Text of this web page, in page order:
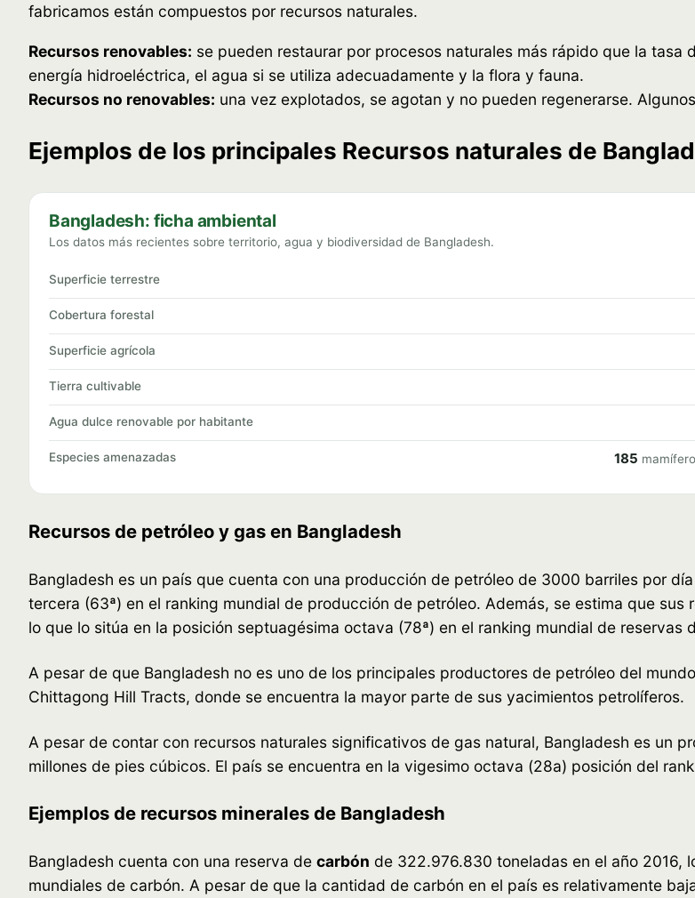
fabricamos están compuestos por recursos naturales.
Recursos renovables: se pueden restaurar por procesos naturales más rápido que la
energía hidroeléctrica, el agua si se utiliza adecuadamente y la flora y fauna.
Recursos no renovables: una vez explotados, se agotan y no pueden regenerarse.
Ejemplos de los principales Recursos naturales de
Bangladesh: ficha ambiental
Los datos más recientes sobre territorio, agua y biodiversidad de Bangladesh.
Superficie terrestre
Cobertura forestal
Superficie agrícola
Tierra cultivable
Agua dulce renovable por habitante
Especies amenazadas 185
Recursos de petróleo y gas en Bangladesh
Bangladesh es un país que cuenta con una producción de petróleo de 3000 barriles por
tercera (63ª) en el ranking mundial de producción de petróleo. Además, se estima que
lo que lo sitúa en la posición septuagésima octava (78ª) en el ranking mundial de reservas
A pesar de que Bangladesh no es uno de los principales productores de petróleo del
Chittagong Hill Tracts, donde se encuentra la mayor parte de sus yacimientos petrolíferos.
A pesar de contar con recursos naturales significativos de gas natural, Bangladesh es un
millones de pies cúbicos. El país se encuentra en la vigesimo octava (28a) posición del
Ejemplos de recursos minerales de Bangladesh
Bangladesh cuenta con una reserva de carbón de 322.976.830 toneladas en el año 2016,
mundiales de carbón. A pesar de que la cantidad de carbón en el país es relativamente